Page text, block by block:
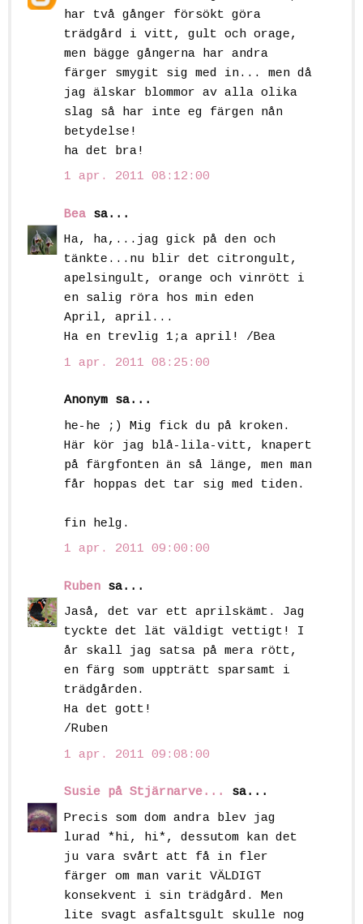
har två gånger försökt göra
trädgård i vitt, gult och orage,
men bägge gångerna har andra
färger smygit sig med in... men då
jag älskar blommor av alla olika
slag så har inte eg färgen nån
betydelse!
ha det bra!
1 apr. 2011 08:12:00
Bea sa...
Ha, ha,...jag gick på den och
tänkte...nu blir det citrongult,
apelsingult, orange och vinrött i
en salig röra hos min eden
April, april...
Ha en trevlig 1;a april! /Bea
1 apr. 2011 08:25:00
Anonym sa...
he-he ;) Mig fick du på kroken.
Här kör jag blå-lila-vitt, knapert
på färgfonten än så länge, men man
får hoppas det tar sig med tiden.
fin helg.
1 apr. 2011 09:00:00
Ruben sa...
Jaså, det var ett aprilskämt. Jag
tyckte det lät väldigt vettigt! I
år skall jag satsa på mera rött,
en färg som uppträtt sparsamt i
trädgården.
Ha det gott!
/Ruben
1 apr. 2011 09:08:00
Susie på Stjärnarve...
sa...
Precis som dom andra blev jag
lurad *hi, hi*, dessutom kan det
ju vara svårt att få in fler
färger om man varit VÄLDIGT
konsekvent i sin trädgård. Men
lite svagt asfaltsgult skulle nog